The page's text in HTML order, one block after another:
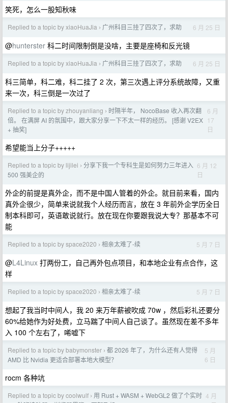
笑死，怎么一股知秋味
Replied to a topic by xiaoHuaJia › 广州科目三挂了四次了，求助 6 月 25 日
@hunterster 科二时间限制倒是没啥，主要是座椅和反光镜
Replied to a topic by xiaoHuaJia › 广州科目三挂了四次了，求助 6 月 25 日
科三简单，科二难，科二挂了 2 次，第三次遇上评分系统故障，又重
来一次，科三倒是一次过了
Replied to a topic by zhouyanliang › 时隔半年， NocoBase 收入再次翻
倍。 在满屏 AI 的氛围中，跟大家分享一下不太一样的经历。 [感谢 V2EX
+ 抽奖]
6 月
17
日
希望能当上分子+++++
Replied to a topic by lijilei › 分享下我一个专科生是如何努力三年进入
500 强美企的
6 月 12
日
外企的前提是真外企，而不是中国人管着的外企。就目前来看，国内
真外企很少，简单来说就我个人经历而言，放在 3 年前外企学历全日
制本科即可，英语敢说就行。放在现在你要跟我说大专？那基本不可
能
Replied to a topic by space2020 › 相亲太难了-续 5 月 7 日
@L4Linux 打两份工，自己再外包点项目，和本地企业有点合作，这
样
Replied to a topic by space2020 › 相亲太难了-续 5 月 7 日
想起了我当时中间人，我 20 来万年薪被吹成 70w ，然后彩礼还要分
60%给她作为好处费，立马踹了中间人自己谈了。虽然现在差不多年
入 100 个左右了，唏嘘下
Replied to a topic by babymonster › 都 2026 年了，为什么还有人觉得
AMD 比 Nvidia 更适合部署本地大模型？
5 月
6 日
rocm 各种坑
Replied to a topic by coolwulf › 用 Rust + WASM + WebGL2 做了个实时 4 月